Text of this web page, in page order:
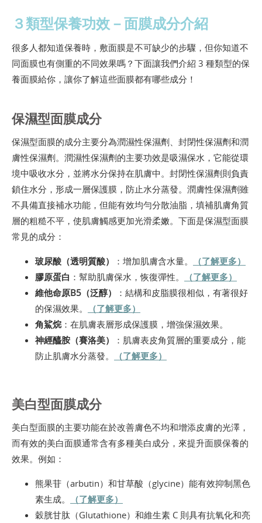
３類型保養功效－面膜成分介紹
很多人都知道保養時，敷面膜是不可缺少的步驟，但你知道不
同面膜也有側重的不同效果嗎？下面讓我們介紹 3 種類型的保
養面膜給你，讓你了解這些面膜都有哪些成分！
保濕型面膜成分
保濕型面膜的成分主要分為潤濕性保濕劑、封閉性保濕劑和潤
膚性保濕劑。潤濕性保濕劑的主要功效是吸濕保水，它能從環
境中吸收水分，並將水分保持在肌膚中。封閉性保濕劑則負責
鎖住水分，形成一層保護膜，防止水分蒸發。潤膚性保濕劑雖
不具備直接補水功能，但能有效均勻分散油脂，填補肌膚角質
層的粗糙不平，使肌膚觸感更加光滑柔嫩。下面是保濕型面膜
常見的成分：
玻尿酸（透明質酸） ：增加肌膚含水量。
（了解更多）
膠原蛋白 ：幫助肌膚保水，恢復彈性。
（了解更多）
維他命原B5（泛醇）
：結構和皮脂膜很相似，有著很好
的保濕效果。
（了解更多）
角鯊烷：在肌膚表層形成保護膜，增強保濕效果。
神經醯胺（賽洛美）
：肌膚表皮角質層的重要成分，能
防止肌膚水分蒸發。
（了解更多）
美白型面膜成分
美白型面膜的主要功能在於改善膚色不均和增添皮膚的光澤，
而有效的美白面膜通常含有多種美白成分，來提升面膜保養的
效果。例如：
熊果苷（arbutin）和甘草酸（glycine）能有效抑制黑色
素生成。
（了解更多）
穀胱甘肽（Glutathione）和維生素 C 則具有抗氧化和亮